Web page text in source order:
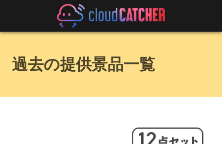
過去の提供景品一覧